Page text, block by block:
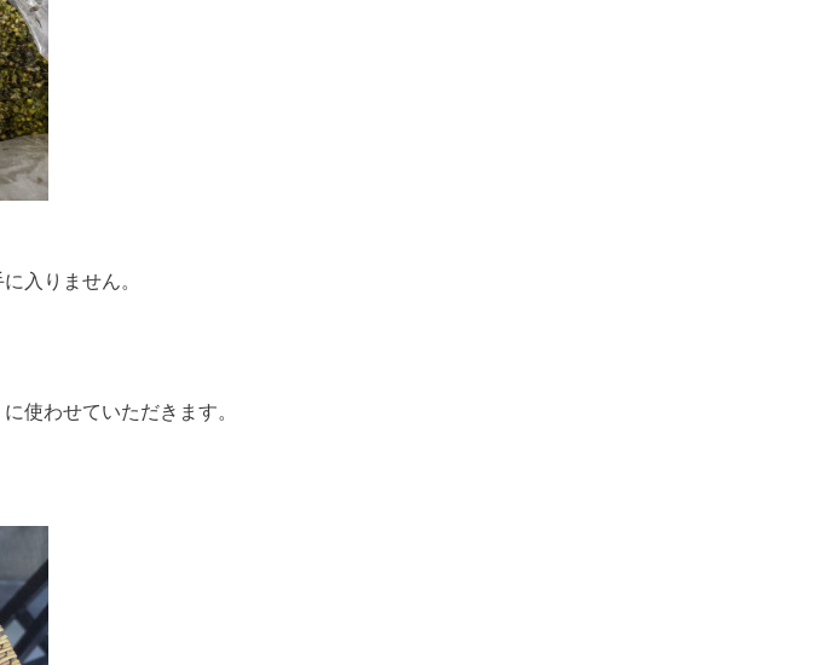
入りません。
使わせていただきます。